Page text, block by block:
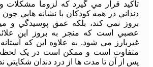
تاکيد قرار مي گيرد که لزوما مشکلات
دنداني در همه کودکان با نشانه هايي چون
بروز نمي کند، بلکه عمق پوسيدگي و
عصبي است که منجر به بروز اين
غيربارز مي شود. به علاوه اين که
متفاوت است و ممکن است در يک
پس از آن تا مدت ها از درد دندان شکايتي